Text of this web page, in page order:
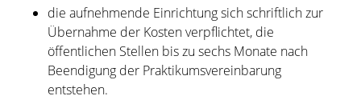
die aufnehmende Einrichtung sich schriftlich zur
Übernahme der Kosten verpflichtet, die
öffentlichen Stellen bis zu sechs Monate nach
Beendigung der Praktikumsvereinbarung
entstehen.